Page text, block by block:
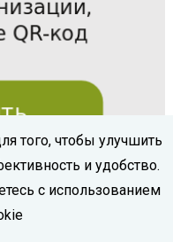
того, чтобы улучшить
и удобство.
с использованием